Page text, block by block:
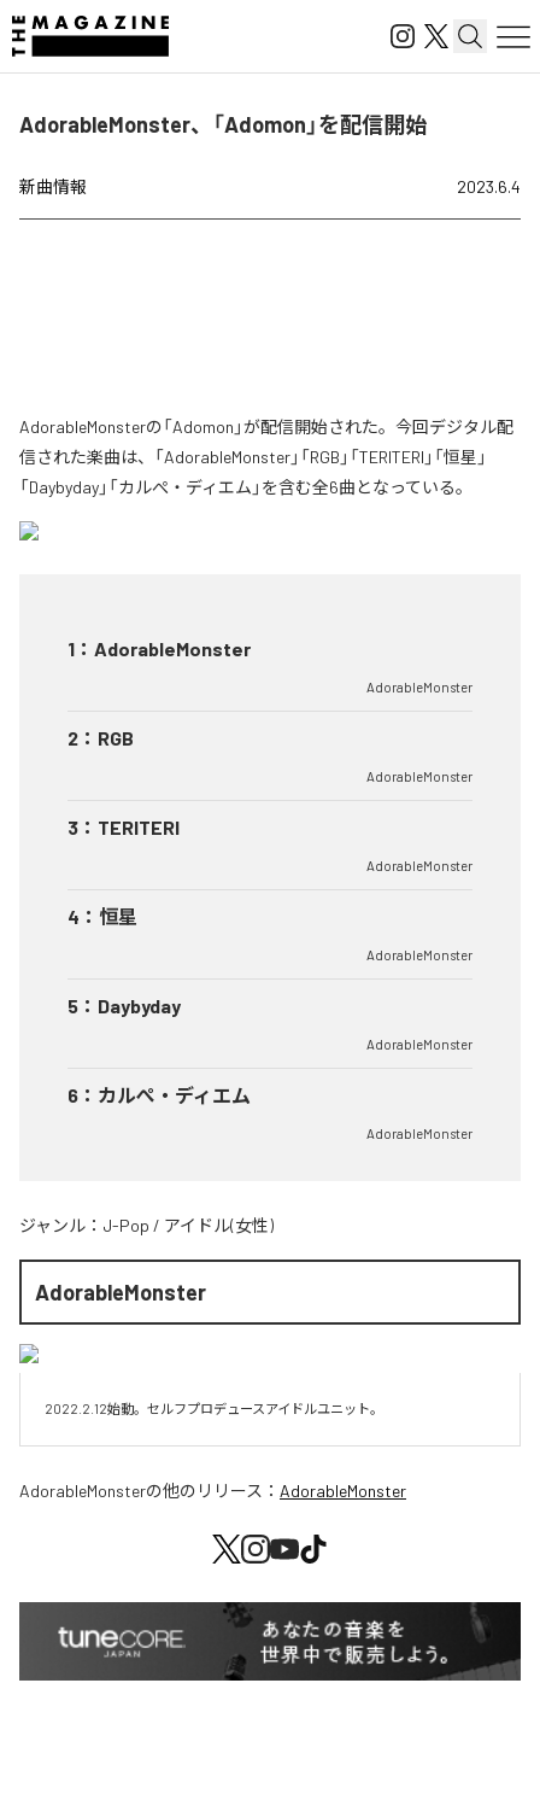
AdorableMonster、「Adomon」を配信開始
新曲情報 2023.6.4
AdorableMonsterの「Adomon」が配信開始された。今回デジタル配
信された楽曲は、「AdorableMonster」「RGB」「TERITERI」「恒星」
「Daybyday」「カルぺ・ディエム」を含む全6曲となっている。
1 ： AdorableMonster
AdorableMonster
2 ： RGB
AdorableMonster
3 ： TERITERI
AdorableMonster
4 ： 恒星
AdorableMonster
5 ： Daybyday
AdorableMonster
6 ： カルぺ・ディエム
AdorableMonster
ジャンル： J-Pop / アイドル(女性)
AdorableMonster
2022.2.12始動。セルフプロデュースアイドルユニット。
AdorableMonsterの他のリリース： AdorableMonster